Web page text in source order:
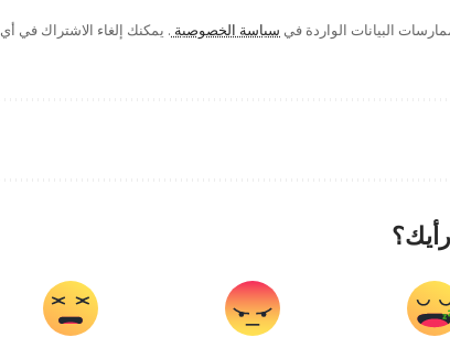
البيانات الواردة في سياسة الخصوصية . يمكنك إلغاء الاشتراك في أي